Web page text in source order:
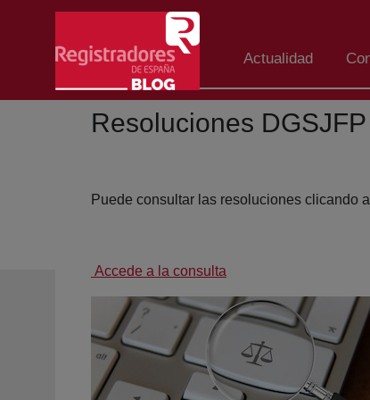
Skip to Main Content
Actualidad
Resoluciones DGSJFP
Puede consultar las resoluciones clicando
Accede a la consulta